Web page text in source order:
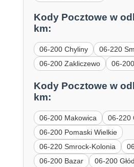
Kody Pocztowe w
km:
06-200 Chyliny
06-220
06-200 Zakliczewo
06-
Kody Pocztowe w
km:
06-200 Makowica
06-220
06-200 Pomaski Wielkie
06-220 Smrock-Kolonia
06-200 Bazar
06-200